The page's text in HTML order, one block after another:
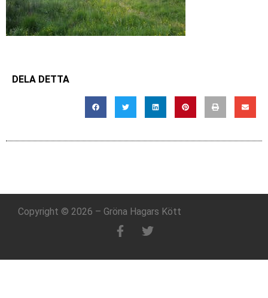
DELA DETTA
Copyright © 2026 – Gröna Hagars Kött